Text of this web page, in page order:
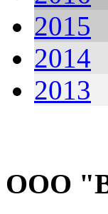
2015
2014
2013
ООО